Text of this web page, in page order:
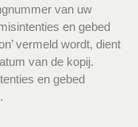
van uw
en gebed
vermeld wordt, dient
van de kopij.
en gebed